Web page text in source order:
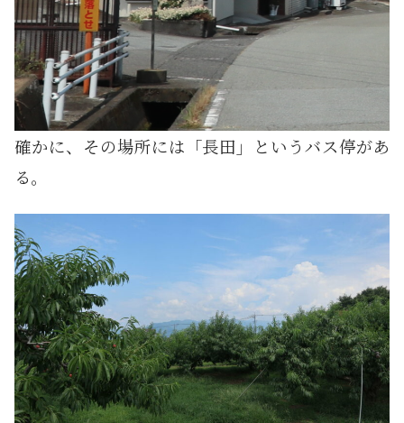
確かに、その場所には「長田」というバス停があ
る。